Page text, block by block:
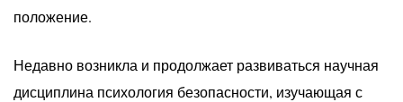
положение.
Недавно возникла и продолжает развиваться научная
дисциплина психология безопасности, изучающая с